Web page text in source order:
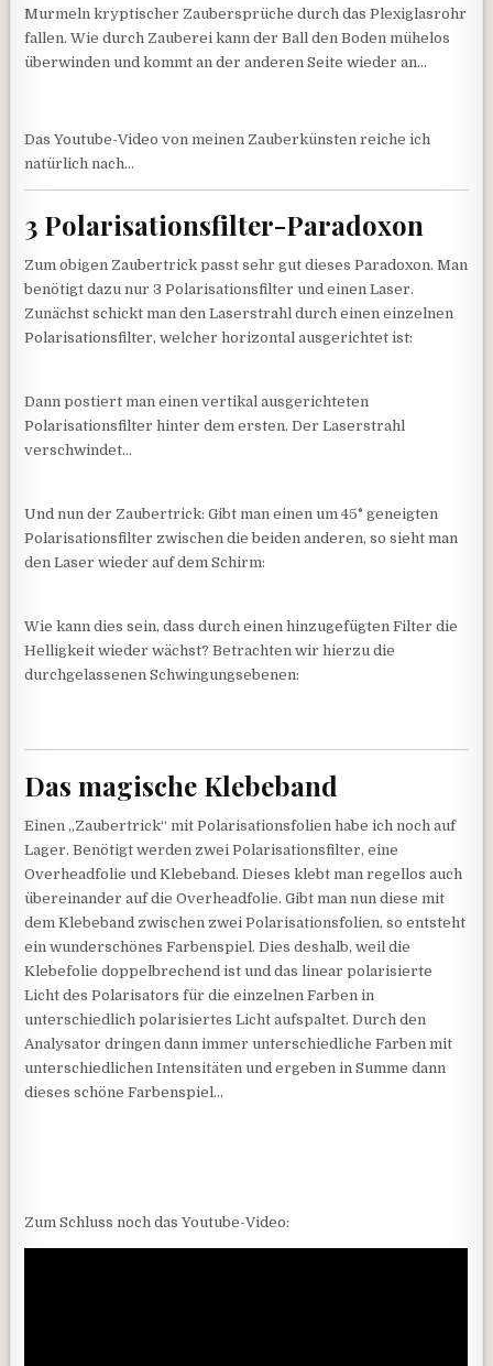
Murmeln kryptischer Zaubersprüche durch das Plexiglasrohr
fallen. Wie durch Zauberei kann der Ball den Boden mühelos
überwinden und kommt an der anderen Seite wieder an…
Das Youtube-Video von meinen Zauberkünsten reiche ich
natürlich nach…
3 Polarisationsfilter-Paradoxon
Zum obigen Zaubertrick passt sehr gut dieses Paradoxon. Man
benötigt dazu nur 3 Polarisationsfilter und einen Laser.
Zunächst schickt man den Laserstrahl durch einen einzelnen
Polarisationsfilter, welcher horizontal ausgerichtet ist:
Dann postiert man einen vertikal ausgerichteten
Polarisationsfilter hinter dem ersten. Der Laserstrahl
verschwindet…
Und nun der Zaubertrick: Gibt man einen um 45° geneigten
Polarisationsfilter zwischen die beiden anderen, so sieht man
den Laser wieder auf dem Schirm:
Wie kann dies sein, dass durch einen hinzugefügten Filter die
Helligkeit wieder wächst? Betrachten wir hierzu die
durchgelassenen Schwingungsebenen:
Das magische Klebeband
Einen „Zaubertrick“ mit Polarisationsfolien habe ich noch auf
Lager. Benötigt werden zwei Polarisationsfilter, eine
Overheadfolie und Klebeband. Dieses klebt man regellos auch
übereinander auf die Overheadfolie. Gibt man nun diese mit
dem Klebeband zwischen zwei Polarisationsfolien, so entsteht
ein wunderschönes Farbenspiel. Dies deshalb, weil die
Klebefolie doppelbrechend ist und das linear polarisierte
Licht des Polarisators für die einzelnen Farben in
unterschiedlich polarisiertes Licht aufspaltet. Durch den
Analysator dringen dann immer unterschiedliche Farben mit
unterschiedlichen Intensitäten und ergeben in Summe dann
dieses schöne Farbenspiel…
Zum Schluss noch das Youtube-Video: